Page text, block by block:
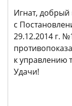
Игнат, добрый
с
29.12.2014 г.
к управлению
Удачи!